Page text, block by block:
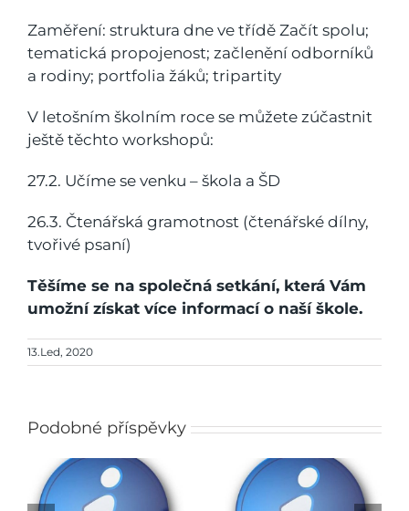
Zaměření: struktura dne ve třídě Začít spolu;
tematická propojenost; začlenění odborníků
a rodiny; portfolia žáků; tripartity
V letošním školním roce se můžete zúčastnit
ještě těchto workshopů:
27.2. Učíme se venku – škola a ŠD
26.3. Čtenářská gramotnost (čtenářské dílny,
tvořivé psaní)
Těšíme se na společná setkání, která Vám
umožní získat více informací o naší škole.
13.Led, 2020
Podobné příspěvky